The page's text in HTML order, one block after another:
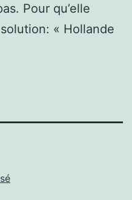
Pour qu’elle
solution: « Hollande